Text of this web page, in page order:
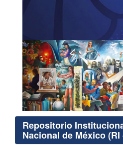
Repositorio
Nacional de México (RI